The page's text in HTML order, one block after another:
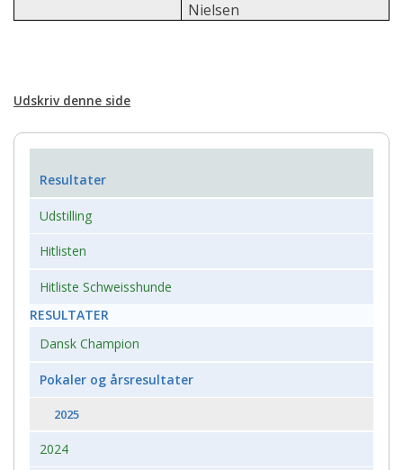
Nielsen
Udskriv denne side
Resultater
Udstilling
Hitlisten
Hitliste Schweisshunde
RESULTATER
Dansk Champion
Pokaler og årsresultater
2025
2024